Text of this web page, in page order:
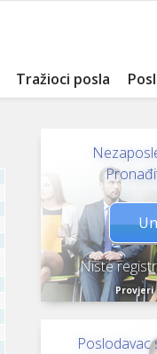
Tražioci posla
Niste
Provjeri
Poslodavac